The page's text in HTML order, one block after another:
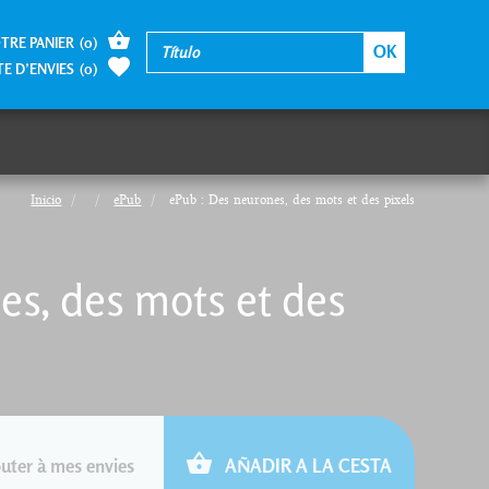
Inicio ePub ePub : Des neurones, des mots et des pixels
des mots et des
à mes envies AÑADIR A LA CESTA
PANIER (0)
D’ENVIES (0)